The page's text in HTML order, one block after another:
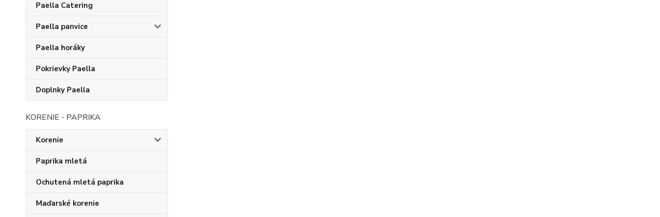
Paella Catering
Paella panvice
Paella horáky
Pokrievky Paella
Doplnky Paella
KORENIE - PAPRIKA
Korenie
Paprika mletá
Ochutená mletá paprika
Maďarské korenie